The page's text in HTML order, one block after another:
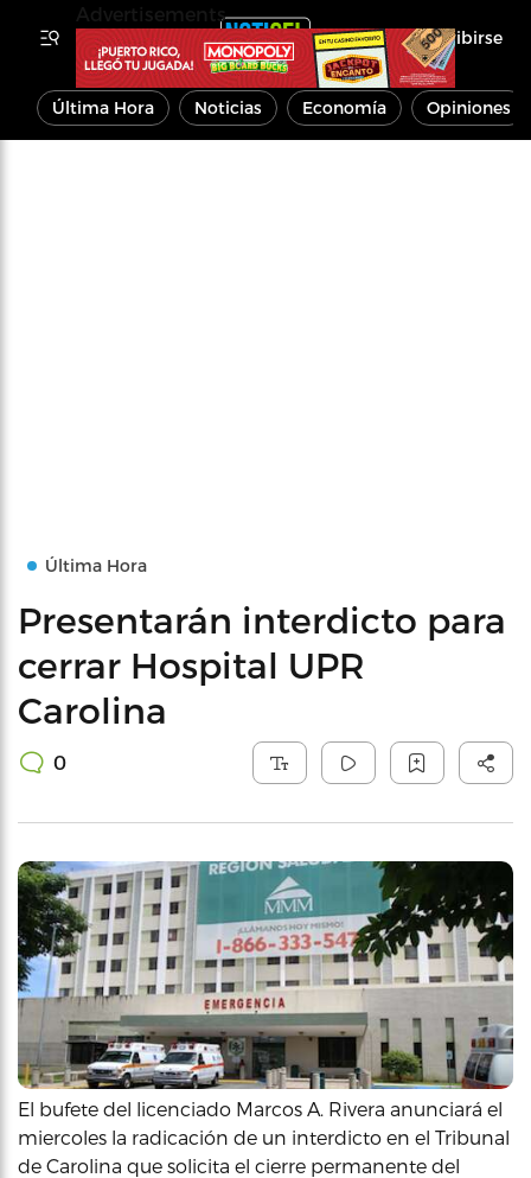
Inscribirse
Última Hora Noticias Economía Opiniones
Última Hora
Presentarán interdicto para
cerrar Hospital UPR
Carolina
0
El bufete del licenciado Marcos A. Rivera anunciará el
miercoles la radicación de un interdicto en el Tribunal
de Carolina que solicita el cierre permanente del
Advertisements